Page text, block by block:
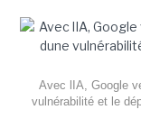
Avec lIA, Google
vulnérabilité et le